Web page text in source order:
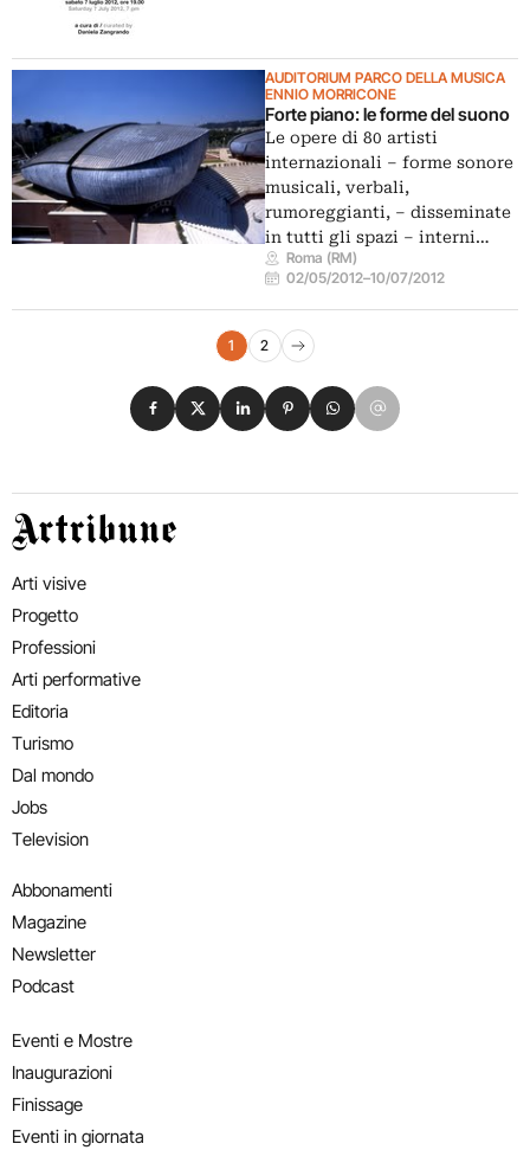
AUDITORIUM PARCO DELLA MUSICA
ENNIO MORRICONE
Forte piano: le forme del suono
Le opere di 80 artisti
internazionali – forme sonore
musicali, verbali,
rumoreggianti, – disseminate
in tutti gli spazi – interni…
Roma (RM)
02/05/2012–10/07/2012
Navigazione eventi
1 2
Pagina successiva
Condividi su Facebook
Condividi su X
Condividi su LinkedIn
Condividi su Pinterest
Condividi su WhatsApp
Condividi su Email
Artribune
Arti visive
Progetto
Professioni
Arti performative
Editoria
Turismo
Dal mondo
Jobs
Television
Abbonamenti
Magazine
Newsletter
Podcast
Eventi e Mostre
Inaugurazioni
Finissage
Eventi in giornata